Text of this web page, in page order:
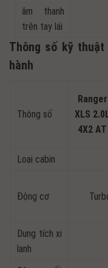
âm thanh
trên tay lái
Thông số kỹ thuật
hành
Thông số
Ranger
XLS
4X2 AT
Loại cabin
Động cơ
Dung tích xi
lanh